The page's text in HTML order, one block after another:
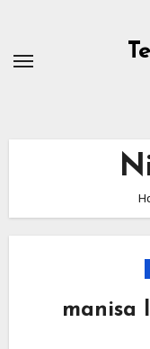
content
manisa